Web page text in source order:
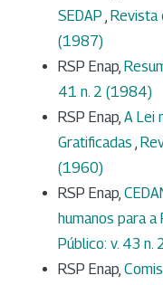
SEDAP , Revista
(1987)
RSP Enap,
41 n. 2 (1984)
RSP Enap, A Lei
Gratificadas ,
(1960)
RSP Enap,
humanos para a
Público: v. 43 n.
RSP Enap,